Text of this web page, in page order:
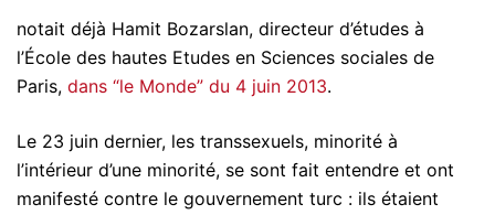
notait déjà Hamit Bozarslan, directeur d’études à
l’École des hautes Etudes en Sciences sociales de
Paris, dans “le Monde” du 4 juin 2013.
Le 23 juin dernier, les transsexuels, minorité à
l’intérieur d’une minorité, se sont fait entendre et ont
manifesté contre le gouvernement turc : ils étaient